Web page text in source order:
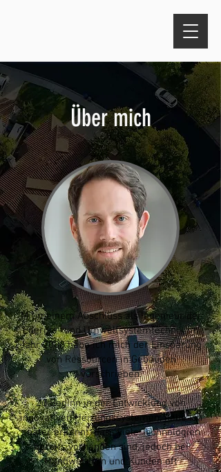
Über mich
Mit meinem Abschluss als Ingenieur der
Energie- und Umweltsystemtechnik im
Jahr 2008 habe ich mich der Einsparung
von Ressourcen in Gebäuden
verschrieben.
Zu Beginn in der Entwicklung von
innovativen Heizungssystemen, habe ich
später erkannt, dass viele Technologien
bereits vorhanden sind, jedoch bei
Handwerkern und Kunden oft